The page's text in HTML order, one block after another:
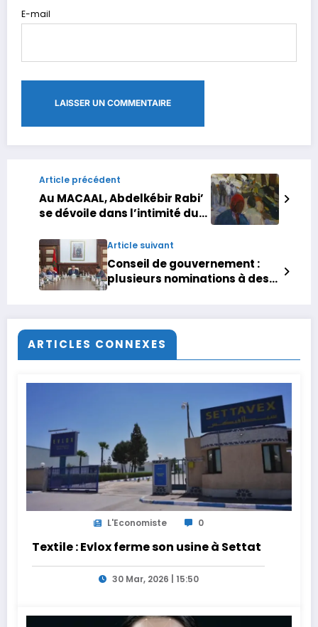
E-mail
Article précédent
Au MACAAL, Abdelkébir Rabi’
se dévoile dans l’intimité du
Article suivant
Conseil de gouvernement :
plusieurs nominations à des
ARTICLES CONNEXES
L'Economiste 0
Textile : Evlox ferme son usine à Settat
30 Mar, 2026 | 15:50